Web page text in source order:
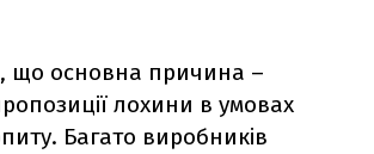
що основна причина –
лохини в умовах
Багато виробників